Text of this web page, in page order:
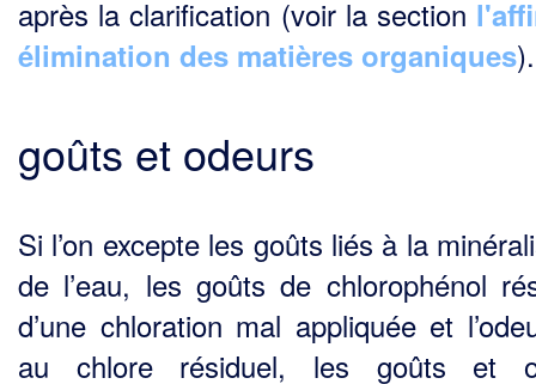
après la clarification (voir la section
élimination des matières organiques).
goûts et odeurs
Si l’on excepte les goûts liés à la
de l’eau, les goûts de chlorophénol
d’une chlo­ration mal appliquée et
au chlore résiduel, les goûts et